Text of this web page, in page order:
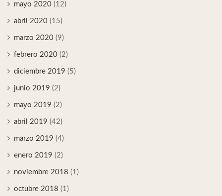
mayo 2020 (12)
abril 2020 (15)
marzo 2020 (9)
febrero 2020 (2)
diciembre 2019 (5)
junio 2019 (2)
mayo 2019 (2)
abril 2019 (42)
marzo 2019 (4)
enero 2019 (2)
noviembre 2018 (1)
octubre 2018 (1)